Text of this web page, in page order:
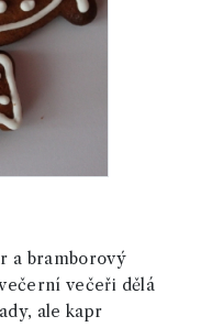
a bramborový
večeři dělá
ale kapr